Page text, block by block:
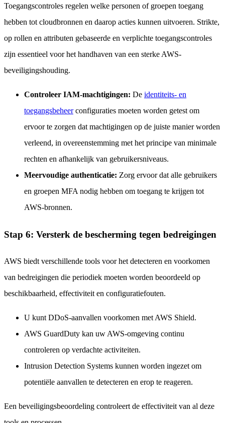
Toegangscontroles regelen welke personen of groepen toegang
hebben tot cloudbronnen en daarop acties kunnen uitvoeren. Strikte,
op rollen en attributen gebaseerde en verplichte toegangscontroles
zijn essentieel voor het handhaven van een sterke AWS-
beveiligingshouding.
Controleer IAM-machtigingen: De identiteits- en
toegangsbeheerconfiguraties moeten worden getest om
ervoor te zorgen dat machtigingen op de juiste manier worden
verleend, in overeenstemming met het principe van minimale
rechten en afhankelijk van gebruikersniveaus.
Meervoudige authenticatie: Zorg ervoor dat alle gebruikers
en groepen MFA nodig hebben om toegang te krijgen tot
AWS-bronnen.
Stap 6: Versterk de bescherming tegen bedreigingen
AWS biedt verschillende tools voor het detecteren en voorkomen
van bedreigingen die periodiek moeten worden beoordeeld op
beschikbaarheid, effectiviteit en configuratiefouten.
U kunt DDoS-aanvallen voorkomen met AWS Shield.
AWS GuardDuty kan uw AWS-omgeving continu
controleren op verdachte activiteiten.
Intrusion Detection Systems kunnen worden ingezet om
potentiële aanvallen te detecteren en erop te reageren.
Een beveiligingsbeoordeling controleert de effectiviteit van al deze